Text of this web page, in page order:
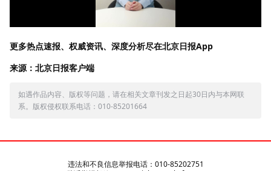
更多热点速报、权威资讯、深度分析尽在北京日报App
来源：北京日报客户端
如遇作品内容、版权等问题，请在相关文章刊发之日起30日内与本网联
系。版权侵权联系电话：010-85201664
违法和不良信息举报电话：010-85202751